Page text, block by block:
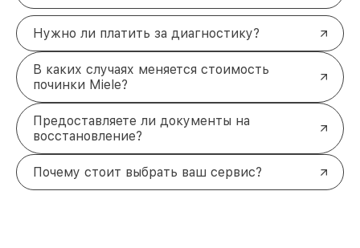
Нужно ли платить за диагностику?
В каких случаях меняется стоимость
починки Miele?
Предоставляете ли документы на
восстановление?
Почему стоит выбрать ваш сервис?